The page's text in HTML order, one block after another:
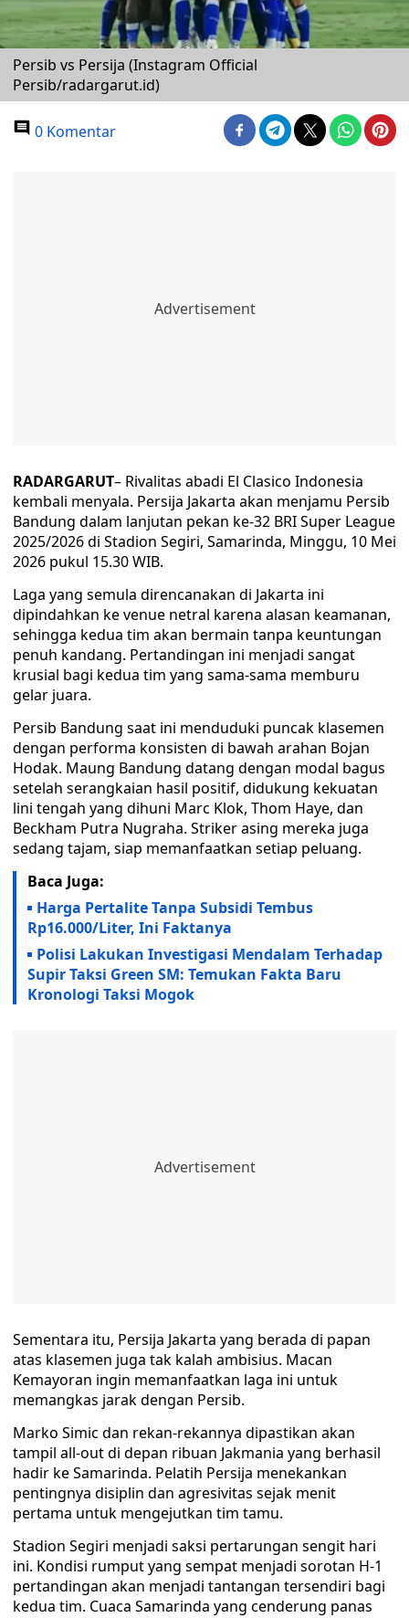
Persib vs Persija (Instagram Official
Persib/radargarut.id)
0 Komentar
RADARGARUT– Rivalitas abadi El Clasico Indonesia
kembali menyala. Persija Jakarta akan menjamu Persib
Bandung dalam lanjutan pekan ke-32 BRI Super League
2025/2026 di Stadion Segiri, Samarinda, Minggu, 10 Mei
2026 pukul 15.30 WIB.
Laga yang semula direncanakan di Jakarta ini
dipindahkan ke venue netral karena alasan keamanan,
sehingga kedua tim akan bermain tanpa keuntungan
penuh kandang. Pertandingan ini menjadi sangat
krusial bagi kedua tim yang sama-sama memburu
gelar juara.
Persib Bandung saat ini menduduki puncak klasemen
dengan performa konsisten di bawah arahan Bojan
Hodak. Maung Bandung datang dengan modal bagus
setelah serangkaian hasil positif, didukung kekuatan
lini tengah yang dihuni Marc Klok, Thom Haye, dan
Beckham Putra Nugraha. Striker asing mereka juga
sedang tajam, siap memanfaatkan setiap peluang.
Baca Juga:
Harga Pertalite Tanpa Subsidi Tembus
Rp16.000/Liter, Ini Faktanya
Polisi Lakukan Investigasi Mendalam Terhadap
Supir Taksi Green SM: Temukan Fakta Baru
Kronologi Taksi Mogok
Sementara itu, Persija Jakarta yang berada di papan
atas klasemen juga tak kalah ambisius. Macan
Kemayoran ingin memanfaatkan laga ini untuk
memangkas jarak dengan Persib.
Marko Simic dan rekan-rekannya dipastikan akan
tampil all-out di depan ribuan Jakmania yang berhasil
hadir ke Samarinda. Pelatih Persija menekankan
pentingnya disiplin dan agresivitas sejak menit
pertama untuk mengejutkan tim tamu.
Stadion Segiri menjadi saksi pertarungan sengit hari
ini. Kondisi rumput yang sempat menjadi sorotan H-1
pertandingan akan menjadi tantangan tersendiri bagi
kedua tim. Cuaca Samarinda yang cenderung panas